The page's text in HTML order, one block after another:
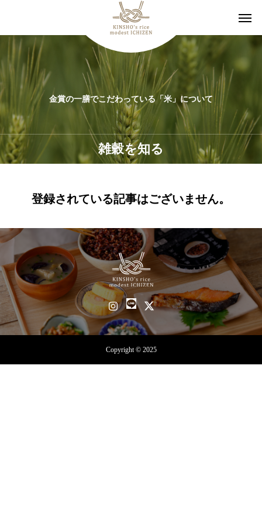
金賞の一膳でこだわっている「米」について
雑穀を知る
登録されている記事はございません。
Copyright © 2025